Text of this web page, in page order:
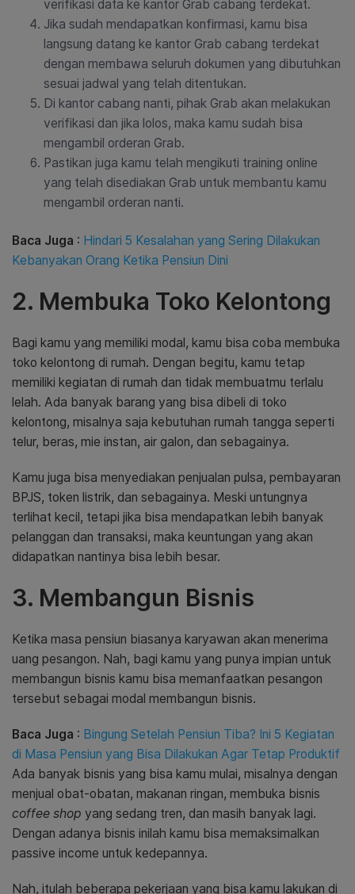
verifikasi data ke kantor Grab cabang terdekat.
Jika sudah mendapatkan konfirmasi, kamu bisa
langsung datang ke kantor Grab cabang terdekat
dengan membawa seluruh dokumen yang dibutuhkan
sesuai jadwal yang telah ditentukan.
Di kantor cabang nanti, pihak Grab akan melakukan
verifikasi dan jika lolos, maka kamu sudah bisa
mengambil orderan Grab.
Pastikan juga kamu telah mengikuti training online
yang telah disediakan Grab untuk membantu kamu
mengambil orderan nanti.
Baca Juga : Hindari 5 Kesalahan yang Sering Dilakukan
Kebanyakan Orang Ketika Pensiun Dini
2. Membuka Toko Kelontong
Bagi kamu yang memiliki modal, kamu bisa coba membuka
toko kelontong di rumah. Dengan begitu, kamu tetap
memiliki kegiatan di rumah dan tidak membuatmu terlalu
lelah. Ada banyak barang yang bisa dibeli di toko
kelontong, misalnya saja kebutuhan rumah tangga seperti
telur, beras, mie instan, air galon, dan sebagainya.
Kamu juga bisa menyediakan penjualan pulsa, pembayaran
BPJS, token listrik, dan sebagainya. Meski untungnya
terlihat kecil, tetapi jika bisa mendapatkan lebih banyak
pelanggan dan transaksi, maka keuntungan yang akan
didapatkan nantinya bisa lebih besar.
3. Membangun Bisnis
Ketika masa pensiun biasanya karyawan akan menerima
uang pesangon. Nah, bagi kamu yang punya impian untuk
membangun bisnis kamu bisa memanfaatkan pesangon
tersebut sebagai modal membangun bisnis.
Baca Juga : Bingung Setelah Pensiun Tiba? Ini 5 Kegiatan
di Masa Pensiun yang Bisa Dilakukan Agar Tetap Produktif
Ada banyak bisnis yang bisa kamu mulai, misalnya dengan
menjual obat-obatan, makanan ringan, membuka bisnis
coffee shop yang sedang tren, dan masih banyak lagi.
Dengan adanya bisnis inilah kamu bisa memaksimalkan
passive income untuk kedepannya.
Nah, itulah beberapa pekerjaan yang bisa kamu lakukan di